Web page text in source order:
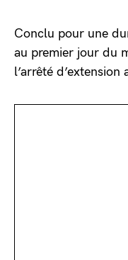
Conclu pour une
au premier jour du
l’arrêté